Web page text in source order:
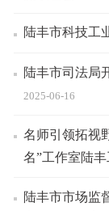
陆丰市科技工
陆丰市司法局
2025-06-16
名师引领拓视
名”工作室陆
陆丰市市场监